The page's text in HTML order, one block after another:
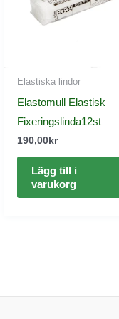
Elastiska lindor
Elastomull Elastisk
Fixeringslinda12st
190,00kr
Lägg till i
varukorg